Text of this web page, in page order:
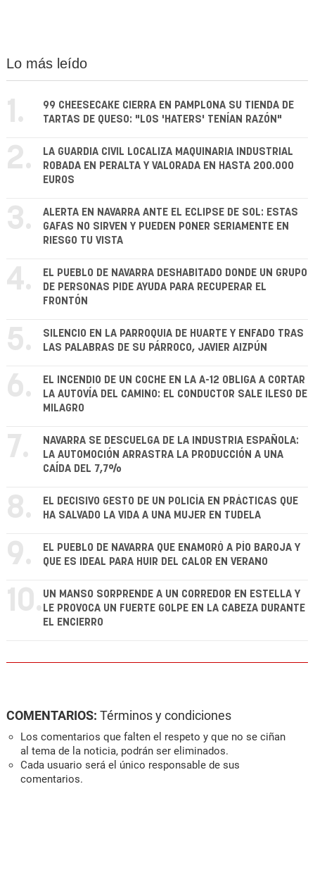
Lo más leído
1.
99 CHEESECAKE CIERRA EN PAMPLONA SU TIENDA DE
TARTAS DE QUESO: "LOS 'HATERS' TENÍAN RAZÓN"
2.
LA GUARDIA CIVIL LOCALIZA MAQUINARIA INDUSTRIAL
ROBADA EN PERALTA Y VALORADA EN HASTA 200.000
EUROS
3.
ALERTA EN NAVARRA ANTE EL ECLIPSE DE SOL: ESTAS
GAFAS NO SIRVEN Y PUEDEN PONER SERIAMENTE EN
RIESGO TU VISTA
4.
EL PUEBLO DE NAVARRA DESHABITADO DONDE UN GRUPO
DE PERSONAS PIDE AYUDA PARA RECUPERAR EL
FRONTÓN
5.
SILENCIO EN LA PARROQUIA DE HUARTE Y ENFADO TRAS
LAS PALABRAS DE SU PÁRROCO, JAVIER AIZPÚN
6.
EL INCENDIO DE UN COCHE EN LA A-12 OBLIGA A CORTAR
LA AUTOVÍA DEL CAMINO: EL CONDUCTOR SALE ILESO DE
MILAGRO
7.
NAVARRA SE DESCUELGA DE LA INDUSTRIA ESPAÑOLA:
LA AUTOMOCIÓN ARRASTRA LA PRODUCCIÓN A UNA
CAÍDA DEL 7,7%
8.
EL DECISIVO GESTO DE UN POLICÍA EN PRÁCTICAS QUE
HA SALVADO LA VIDA A UNA MUJER EN TUDELA
9.
EL PUEBLO DE NAVARRA QUE ENAMORÓ A PÍO BAROJA Y
QUE ES IDEAL PARA HUIR DEL CALOR EN VERANO
10. UN MANSO SORPRENDE A UN CORREDOR EN ESTELLA Y
LE PROVOCA UN FUERTE GOLPE EN LA CABEZA DURANTE
EL ENCIERRO
COMENTARIOS: Términos y condiciones
Los comentarios que falten el respeto y que no se ciñan
al tema de la noticia, podrán ser eliminados.
Cada usuario será el único responsable de sus
comentarios.